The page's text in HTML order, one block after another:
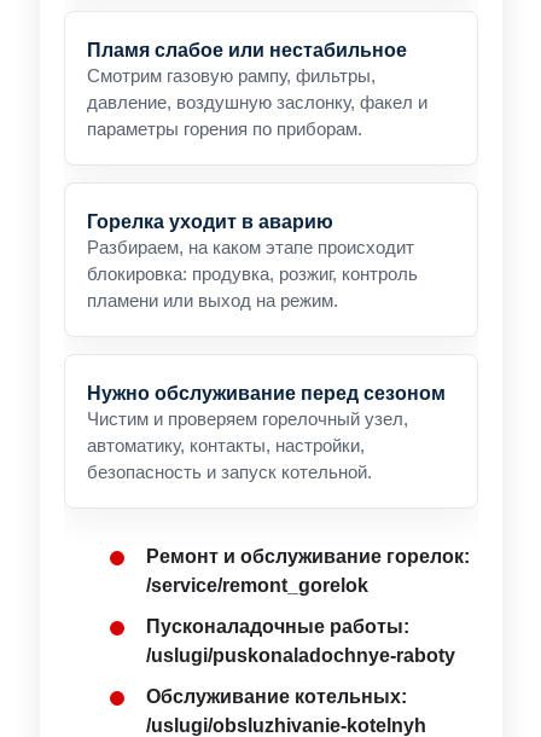
Пламя слабое или нестабильное
Смотрим газовую рампу, фильтры,
давление, воздушную заслонку, факел и
параметры горения по приборам.
Горелка уходит в аварию
Разбираем, на каком этапе происходит
блокировка: продувка, розжиг, контроль
пламени или выход на режим.
Нужно обслуживание перед сезоном
Чистим и проверяем горелочный узел,
автоматику, контакты, настройки,
безопасность и запуск котельной.
Ремонт и обслуживание горелок:
/service/remont_gorelok
Пусконаладочные работы:
/uslugi/puskonaladochnye-raboty
Обслуживание котельных:
/uslugi/obsluzhivanie-kotelnyh